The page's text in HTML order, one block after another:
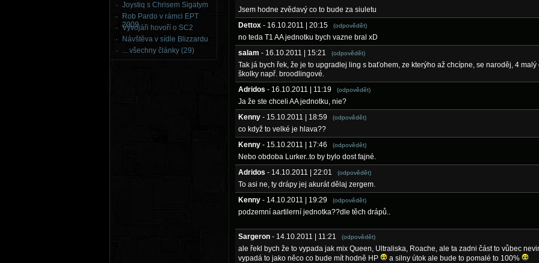
Joystiq s Chrisem Sigatym
Rob Pardo v rámci EPT
2009
Vývojáři hovoří o SC2
Návštěva v sídle Blizzardu
... všechny články (29)
Jsem hodne zvědavý co to bude za siuletu
Dettox - 16.10.2011 | 20:15 (odpovědět)
no teda T1 AA jednotku bych vazne bral xD
salam - 16.10.2011 | 15:21 (odpovědět)
Tak já bych řek, že je to upgradlej ling s baťohem, ze kterýho až chcípne, se naroděj, 4 malý
školky např. broodlingové.
Adridos - 16.10.2011 | 11:19 (odpovědět)
Ja že ste chceli AA jednotku, nie?
Kenny - 15.10.2011 | 18:59 (odpovědět)
co když to velké je hlava??
Kenny - 15.10.2011 | 17:46 (odpovědět)
Nebo obdoba Lurker..to by bylo dost fajné.
Adridos - 14.10.2011 | 22:01 (odpovědět)
To asi ne, ty drápy jej akurát dělaj zergem.
Kenny - 14.10.2011 | 19:29 (odpovědět)
podzemní aartilerní jednotka??dle těch drápů..
Sargeron - 14.10.2011 | 11:21 (odpovědět)
ale řekl bych že to vypada jak mix Queen, Ultraliska, Roache, ale ta zadni část to vůbec
vypadá to jako něco co bude mít hodně HP
a silny útok ale bude to pomalé to 100%